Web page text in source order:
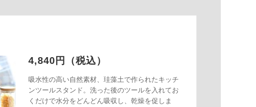
4,840円（税込）
吸水性の高い自然素材、珪藻土で作られたキッチ
ンツールスタンド。洗った後のツールを入れてお
くだけで水分をどんどん吸収し、乾燥を促しま